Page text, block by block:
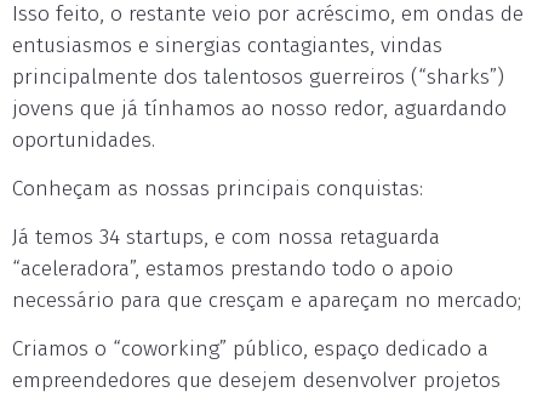
Isso feito, o restante veio por acréscimo, em ondas de
entusiasmos e sinergias contagiantes, vindas
principalmente dos talentosos guerreiros (“sharks”)
jovens que já tínhamos ao nosso redor, aguardando
oportunidades.
Conheçam as nossas principais conquistas:
Já temos 34 startups, e com nossa retaguarda
“aceleradora”, estamos prestando todo o apoio
necessário para que cresçam e apareçam no mercado;
Criamos o “coworking” público, espaço dedicado a
empreendedores que desejem desenvolver projetos